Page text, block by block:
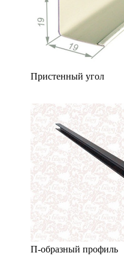
Пристенный угол
П-образный профиль